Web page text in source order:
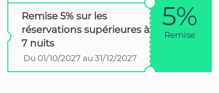
Remise 5% sur les
réservations supérieures à
7 nuits
Du 01/10/2027 au 31/12/2027
5%
Remise